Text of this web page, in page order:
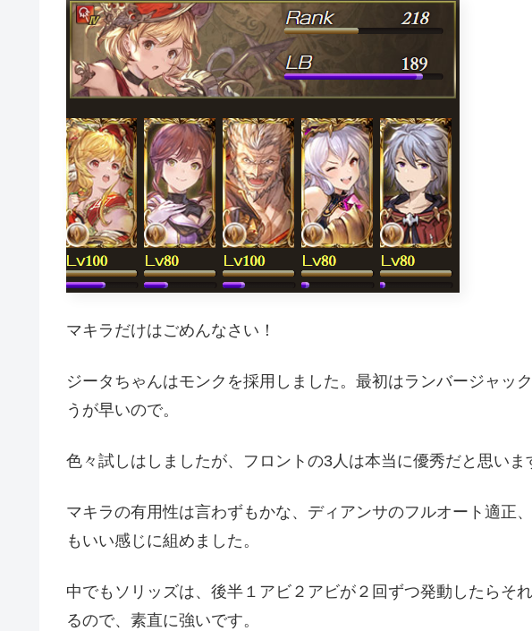
マキラだけはごめんなさい！
ジータちゃんはモンクを採用しました。最初はランバージャッ
うが早いので。
色々試しはしましたが、フロントの3人は本当に優秀だと思いま
マキラの有用性は言わずもかな、ディアンサのフルオート適正
もいい感じに組めました。
中でもソリッズは、後半１アビ２アビが２回ずつ発動したらそ
るので、素直に強いです。